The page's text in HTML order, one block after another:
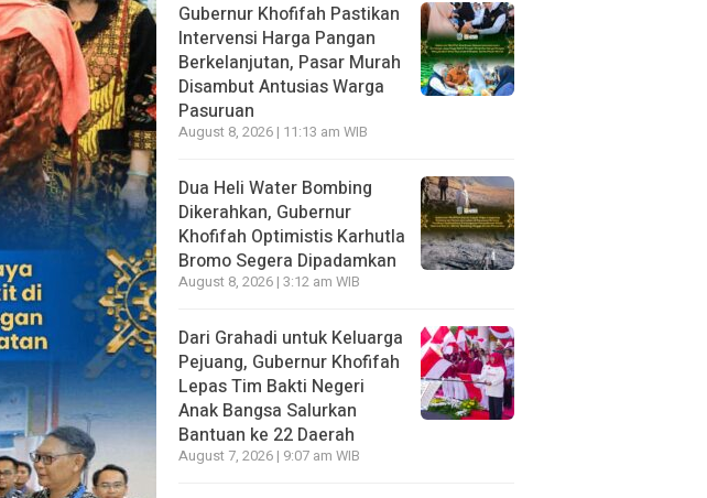
Gubernur Khofifah Pastikan
Intervensi Harga Pangan
Berkelanjutan, Pasar Murah
Disambut Antusias Warga
Pasuruan
August 8, 2026 | 11:13 am WIB
Dua Heli Water Bombing
Dikerahkan, Gubernur
Khofifah Optimistis Karhutla
Bromo Segera Dipadamkan
August 8, 2026 | 3:12 am WIB
Dari Grahadi untuk Keluarga
Pejuang, Gubernur Khofifah
Lepas Tim Bakti Negeri
Anak Bangsa Salurkan
Bantuan ke 22 Daerah
August 7, 2026 | 9:07 am WIB